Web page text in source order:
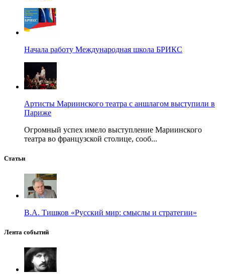
Начала работу Международная школа БРИКС
Артисты Мариинского театра с аншлагом выступили в
Париже
Огромный успех имело выступление Мариинского
театра во французской столице, сооб...
Статьи
В.А. Тишков «Русский мир: смыслы и стратегии»
Лента событий